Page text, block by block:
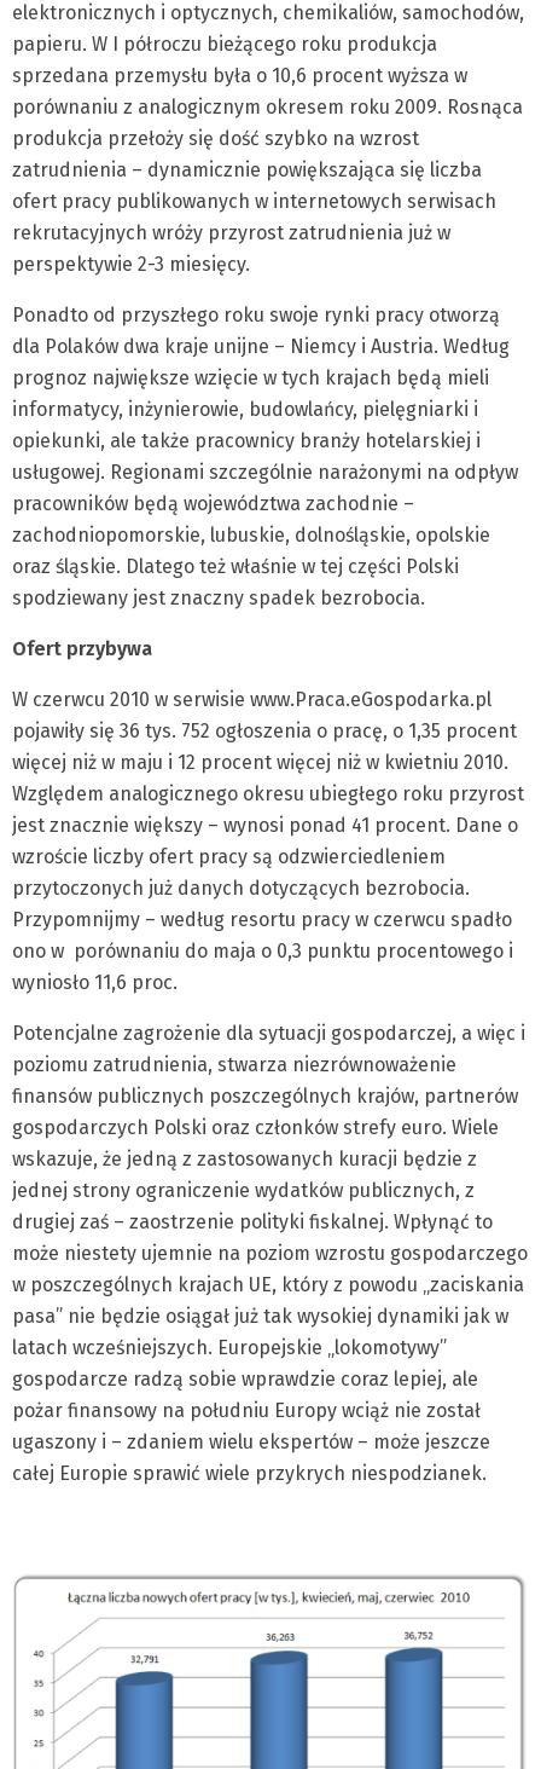
elektronicznych i optycznych, chemikaliów, samochodów,
papieru. W I półroczu bieżącego roku produkcja
sprzedana przemysłu była o 10,6 procent wyższa w
porównaniu z analogicznym okresem roku 2009. Rosnąca
produkcja przełoży się dość szybko na wzrost
zatrudnienia – dynamicznie powiększająca się liczba
ofert pracy publikowanych w internetowych serwisach
rekrutacyjnych wróży przyrost zatrudnienia już w
perspektywie 2-3 miesięcy.
Ponadto od przyszłego roku swoje rynki pracy otworzą
dla Polaków dwa kraje unijne – Niemcy i Austria. Według
prognoz największe wzięcie w tych krajach będą mieli
informatycy, inżynierowie, budowlańcy, pielęgniarki i
opiekunki, ale także pracownicy branży hotelarskiej i
usługowej. Regionami szczególnie narażonymi na odpływ
pracowników będą województwa zachodnie –
zachodniopomorskie, lubuskie, dolnośląskie, opolskie
oraz śląskie. Dlatego też właśnie w tej części Polski
spodziewany jest znaczny spadek bezrobocia.
Ofert przybywa
W czerwcu 2010 w serwisie www.Praca.eGospodarka.pl
pojawiły się 36 tys. 752 ogłoszenia o pracę, o 1,35 procent
więcej niż w maju i 12 procent więcej niż w kwietniu 2010.
Względem analogicznego okresu ubiegłego roku przyrost
jest znacznie większy – wynosi ponad 41 procent. Dane o
wzroście liczby ofert pracy są odzwierciedleniem
przytoczonych już danych dotyczących bezrobocia.
Przypomnijmy – według resortu pracy w czerwcu spadło
ono w porównaniu do maja o 0,3 punktu procentowego i
wyniosło 11,6 proc.
Potencjalne zagrożenie dla sytuacji gospodarczej, a więc i
poziomu zatrudnienia, stwarza niezrównoważenie
finansów publicznych poszczególnych krajów, partnerów
gospodarczych Polski oraz członków strefy euro. Wiele
wskazuje, że jedną z zastosowanych kuracji będzie z
jednej strony ograniczenie wydatków publicznych, z
drugiej zaś – zaostrzenie polityki fiskalnej. Wpłynąć to
może niestety ujemnie na poziom wzrostu gospodarczego
w poszczególnych krajach UE, który z powodu „zaciskania
pasa” nie będzie osiągał już tak wysokiej dynamiki jak w
latach wcześniejszych. Europejskie „lokomotywy”
gospodarcze radzą sobie wprawdzie coraz lepiej, ale
pożar finansowy na południu Europy wciąż nie został
ugaszony i – zdaniem wielu ekspertów – może jeszcze
całej Europie sprawić wiele przykrych niespodzianek.